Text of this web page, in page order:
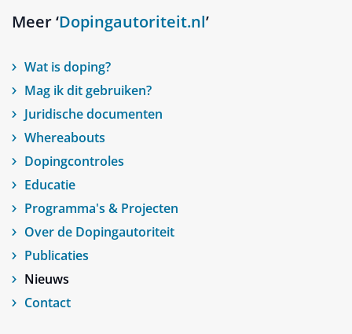
Meer ‘Dopingautoriteit.nl’
Wat is doping?
Mag ik dit gebruiken?
Juridische documenten
Whereabouts
Dopingcontroles
Educatie
Programma's & Projecten
Over de Dopingautoriteit
Publicaties
Nieuws
Contact